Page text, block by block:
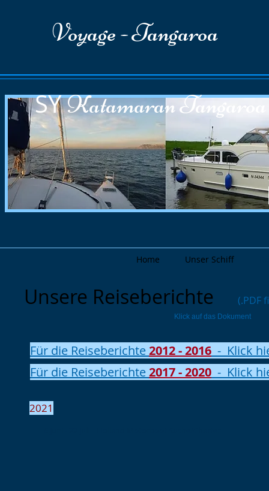
Voyage - Tangaroa
SYKatamaran
Home Unser Schiff
Unsere Reiseberichte (.PDF
Klick auf das Dokument
Für die Reiseberichte2012 - 2016 - Klick
Für die Reiseberichte2017 - 2020 - Klick
2021